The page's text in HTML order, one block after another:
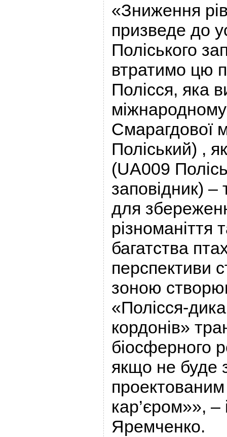
«Зниження
призведе до
Поліського
втратимо цю
Полісся, яка
міжнародному
Смарагдової
Поліський) ,
(UA009
заповідник) –
для
різноманіття
багатства
перспективи
зоною
«Полісся-
кордонів»
біосферного
якщо не буде
кар’єром»»,
Яремченко.